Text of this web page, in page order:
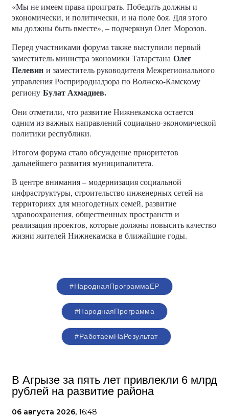
«Мы не имеем права проиграть. Победить должны и
экономически, и политически, и на поле боя. Для этого
мы должны быть вместе», – подчеркнул Олег Морозов.
Перед участниками форума также выступили первый
заместитель министра экономики Татарстана Олег
Пелевин и заместитель руководителя Межрегионального
управления Росприроднадзора по Волжско-Камскому
региону Булат Ахмадиев.
Они отметили, что развитие Нижнекамска остается
одним из важных направлений социально-экономической
политики республики.
Итогом форума стало обсуждение приоритетов
дальнейшего развития муниципалитета.
В центре внимания – модернизация социальной
инфраструктуры, строительство инженерных сетей на
территориях для многодетных семей, развитие
здравоохранения, общественных пространств и
реализация проектов, которые должны повысить качество
жизни жителей Нижнекамска в ближайшие годы.
#НароднаяПрограммаЕР
#НароднаяПрограмма
#РаботаемНаРезультат
В Агрызе за пять лет привлекли 6 млрд
рублей на развитие района
06 августа 2026, 16:48